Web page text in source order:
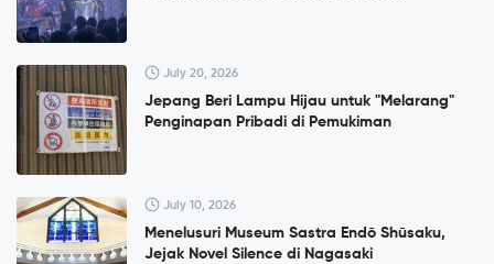
July 20, 2026
Jepang Beri Lampu Hijau untuk "Melarang"
Penginapan Pribadi di Pemukiman
July 10, 2026
Menelusuri Museum Sastra Endō Shūsaku,
Jejak Novel Silence di Nagasaki